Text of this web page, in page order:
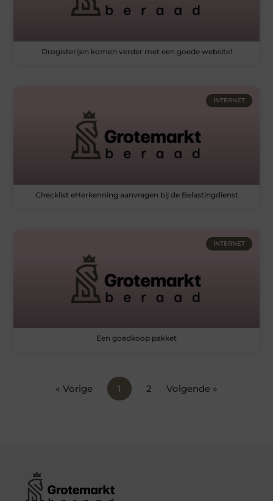
Drogisterijen komen verder met een goede website!
INTERNET
Checklist eHerkenning aanvragen bij de Belastingdienst
INTERNET
Een goedkoop pakket
« Vorige 1 2 Volgende »